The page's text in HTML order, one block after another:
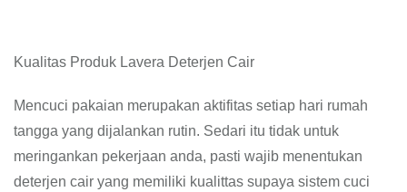
Kualitas Produk Lavera Deterjen Cair
Mencuci pakaian merupakan aktifitas setiap hari rumah
tangga yang dijalankan rutin. Sedari itu tidak untuk
meringankan pekerjaan anda, pasti wajib menentukan
deterjen cair yang memiliki kualittas supaya sistem cuci